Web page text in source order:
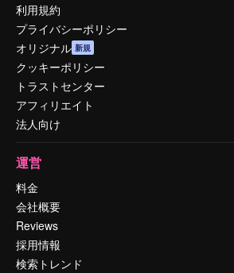
利用規約
プライバシーポリシー
オリジナル 新規
クッキーポリシー
トラストセンター
アフィリエイト
法人向け
運営
料金
会社概要
Reviews
採用情報
検索トレンド